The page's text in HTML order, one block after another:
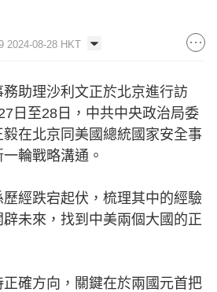
2024-08-28 HKT
助理沙利文正於北京進行訪
日至28日，中共中央政治局委
在北京同美國總統國家安全事
輪戰略溝通。
經跌宕起伏，梳理其中的經驗
未來，找到中美兩個大國的正
確方向，關鍵在於兩國元首把